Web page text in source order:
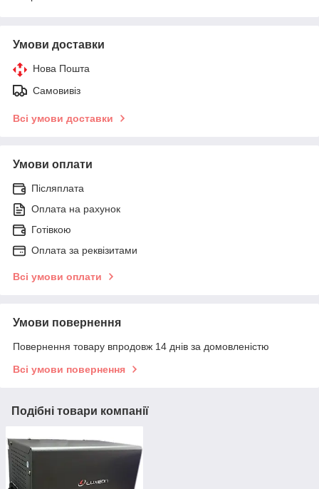
Умови доставки
Нова Пошта
Самовивіз
Всі умови доставки
Умови оплати
Післяплата
Оплата на рахунок
Готівкою
Оплата за реквізитами
Всі умови оплати
Умови повернення
Повернення товару впродовж 14 днів за домовленістю
Всі умови повернення
Подібні товари компанії